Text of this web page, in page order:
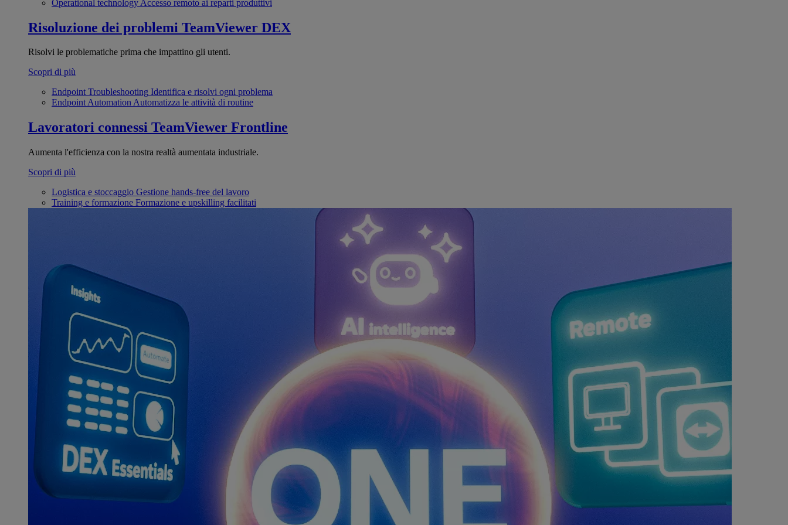
Operational technology Accesso remoto ai reparti produttivi
Risoluzione dei problemi TeamViewer DEX
Risolvi le problematiche prima che impattino gli utenti.
Scopri di più
Endpoint Troubleshooting Identifica e risolvi ogni problema
Endpoint AutomationAutomatizza le attività di routine
Lavoratori connessi TeamViewer Frontline
Aumenta l'efficienza con la nostra realtà aumentata industriale.
Scopri di più
Logistica e stoccaggio Gestione hands-free del lavoro
Training e formazione Formazione e upskilling facilitati